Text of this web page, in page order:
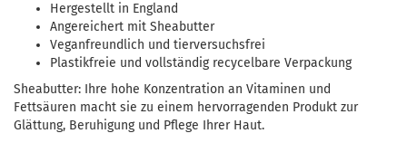
Hergestellt in England
Angereichert mit Sheabutter
Veganfreundlich und tierversuchsfrei
Plastikfreie und vollständig recycelbare Verpackung
Sheabutter: Ihre hohe Konzentration an Vitaminen und
Fettsäuren macht sie zu einem hervorragenden Produkt zur
Glättung, Beruhigung und Pflege Ihrer Haut.